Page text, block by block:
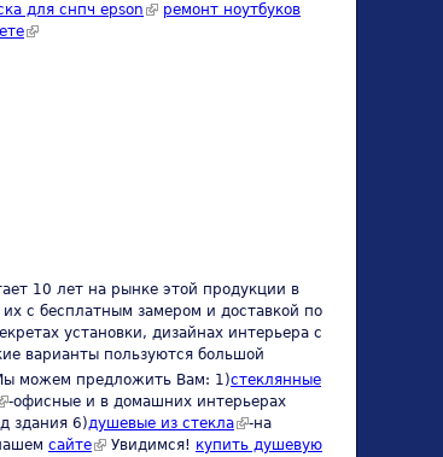
для снпч epson (link is external)
ремонт ноутбуков
(link is external)
10 лет на рынке этой продукции в
с бесплатным замером и доставкой по
установки, дизайнах интерьера с
варианты пользуются большой
можем предложить Вам: 1)стеклянные
is external)
-офисные и в домашних интерьерах
здания 6)душевые из стекла(link is external)
-на
сайте(link is external)
Увидимся! купить душевую